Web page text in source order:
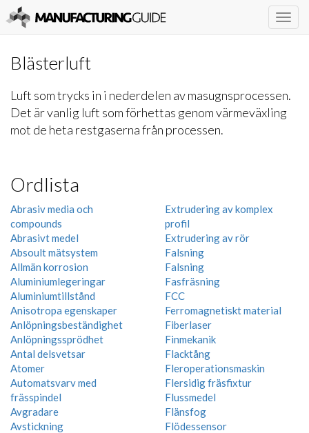
Blästerluft
Luft som trycks in i nederdelen av masugnsprocessen.
Det är vanlig luft som förhettas genom värmeväxling
mot de heta restgaserna från processen.
Ordlista
Abrasiv media och
compounds
Abrasivt medel
Absoult mätsystem
Allmän korrosion
Aluminiumlegeringar
Aluminiumtillstånd
Anisotropa egenskaper
Anlöpningsbeständighet
Anlöpningssprödhet
Antal delsvetsar
Atomer
Automatsvarv med
frässpindel
Avgradare
Avstickning
Extrudering av komplex
profil
Extrudering av rör
Falsning
Falsning
Fasfräsning
FCC
Ferromagnetiskt material
Fiberlaser
Finmekanik
Flacktång
Fleroperationsmaskin
Flersidig fräsfixtur
Flussmedel
Flänsfog
Flödessensor